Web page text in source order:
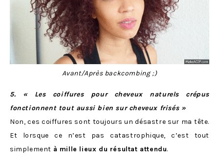
Avant/Après backcombing ;)
5. « Les coiffures pour cheveux naturels crépus
fonctionnent tout aussi bien sur cheveux frisés »
Non, ces coiffures sont toujours un désastre sur ma tête.
Et lorsque ce n’est pas catastrophique, c’est tout
simplement à mille lieux du résultat attendu.